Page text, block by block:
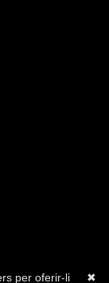
✖
per oferir-li